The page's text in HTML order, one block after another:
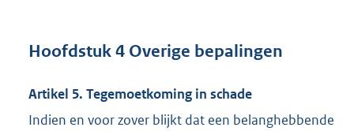
Hoofdstuk 4 Overige bepalingen
Artikel 5. Tegemoetkoming in schade
Indien en voor zover blijkt dat een belanghebbende